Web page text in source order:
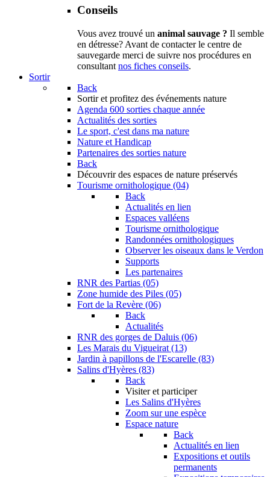
Conseils
Vous avez trouvé un animal sauvage ? Il semble
en détresse? Avant de contacter le centre de
sauvegarde merci de suivre nos procédures en
consultant nos fiches conseils.
Sortir
Back
Sortir et profitez des événements nature
Agenda 600 sorties chaque année
Actualités des sorties
Le sport, c'est dans ma nature
Nature et Handicap
Partenaires des sorties nature
Back
Découvrir des espaces de nature préservés
Tourisme ornithologique (04)
Back
Actualités en lien
Espaces valléens
Tourisme ornithologique
Randonnées ornithologiques
Observer les oiseaux dans le Verdon
Supports
Les partenaires
RNR des Partias (05)
Zone humide des Piles (05)
Fort de la Revère (06)
Back
Actualités
RNR des gorges de Daluis (06)
Les Marais du Vigueirat (13)
Jardin à papillons de l'Escarelle (83)
Salins d'Hyères (83)
Back
Visiter et participer
Les Salins d'Hyères
Zoom sur une espèce
Espace nature
Back
Actualités en lien
Expositions et outils
permanents